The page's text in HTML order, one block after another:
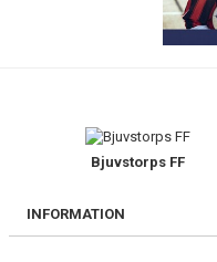
BILDGALLERI
DOKUMENT
Bjuvstorps FF
INFORMATION